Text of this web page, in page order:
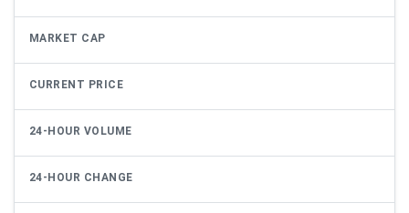
MARKET CAP
CURRENT PRICE
24-HOUR VOLUME
24-HOUR CHANGE